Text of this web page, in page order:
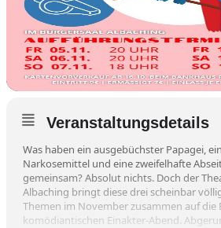
Veranstaltungsdetails
Was haben ein ausgebüchster Papagei,
Narkosemittel und eine zweifelhafte
gemeinsam? Absolut nichts. Doch der
Albaching bringt diese drei scheinbar
Themen im November zusammen auf die
komödiantischen Einakter-Abend.